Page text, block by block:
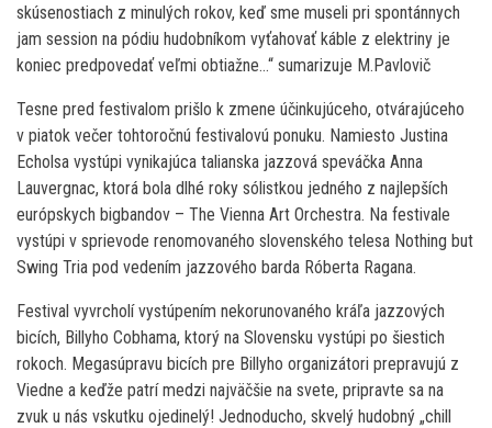
skúsenostiach z minulých rokov, keď sme museli pri spontánnych
jam session na pódiu hudobníkom vyťahovať káble z elektriny je
koniec predpovedať veľmi obtiažne…“ sumarizuje M.Pavlovič
Tesne pred festivalom prišlo k zmene účinkujúceho, otvárajúceho
v piatok večer tohtoročnú festivalovú ponuku. Namiesto Justina
Echolsa vystúpi vynikajúca talianska jazzová speváčka Anna
Lauvergnac, ktorá bola dlhé roky sólistkou jedného z najlepších
európskych bigbandov – The Vienna Art Orchestra. Na festivale
vystúpi v sprievode renomovaného slovenského telesa Nothing but
Swing Tria pod vedením jazzového barda Róberta Ragana.
Festival vyvrcholí vystúpením nekorunovaného kráľa jazzových
bicích, Billyho Cobhama, ktorý na Slovensku vystúpi po šiestich
rokoch. Megasúpravu bicích pre Billyho organizátori prepravujú z
Viedne a keďže patrí medzi najväčšie na svete, pripravte sa na
zvuk u nás vskutku ojedinelý! Jednoducho, skvelý hudobný „chill